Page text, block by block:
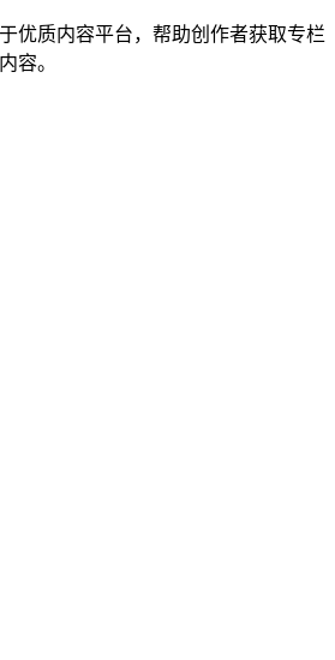
优质内容平台，帮助创作者获取专栏
容。